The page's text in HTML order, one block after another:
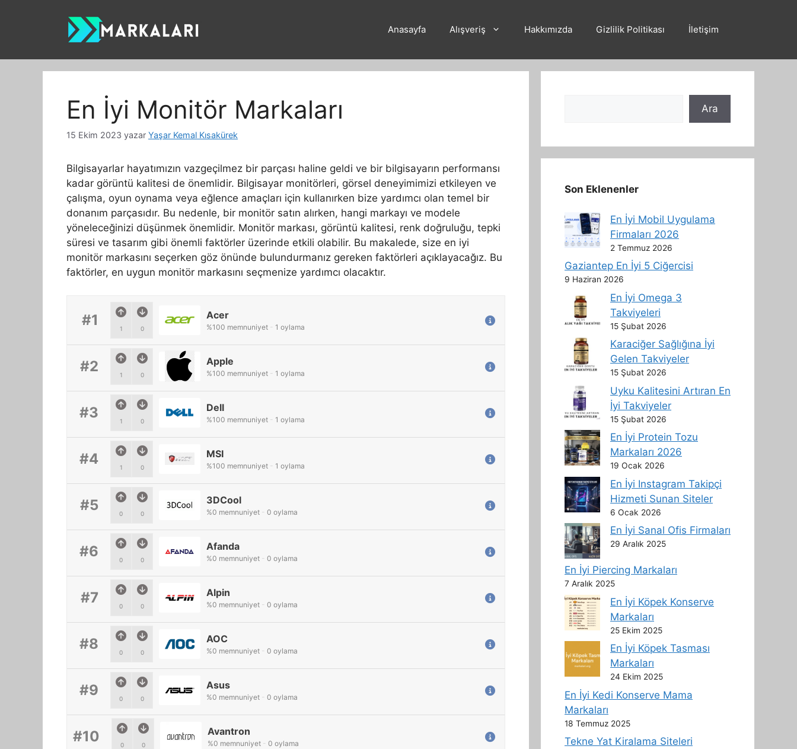
Anasayfa Alışveriş Hakkımızda Gizlilik Politikası İletişim
En İyi Monitör Markaları
15 Ekim 2023 yazar Yaşar Kemal Kısakürek
Bilgisayarlar hayatımızın vazgeçilmez bir parçası haline geldi ve bir bilgisayarın performansı
kadar görüntü kalitesi de önemlidir. Bilgisayar monitörleri, görsel deneyimimizi etkileyen ve
çalışma, oyun oynama veya eğlence amaçları için kullanırken bize yardımcı olan temel bir
donanım parçasıdır. Bu nedenle, bir monitör satın alırken, hangi markayı ve modele
yöneleceğinizi düşünmek önemlidir. Monitör markası, görüntü kalitesi, renk doğruluğu, tepki
süresi ve tasarım gibi önemli faktörler üzerinde etkili olabilir. Bu makalede, size en iyi
monitör markasını seçerken göz önünde bulundurmanız gereken faktörleri açıklayacağız. Bu
faktörler, en uygun monitör markasını seçmenize yardımcı olacaktır.
#1 1 0
Acer
%100 memnuniyet - 1 oylama
#2 1 0
Apple
%100 memnuniyet - 1 oylama
#3 1 0
Dell
%100 memnuniyet - 1 oylama
#4 1 0
MSI
%100 memnuniyet - 1 oylama
#5 0 0
3DCool
%0 memnuniyet - 0 oylama
#6 0 0
Afanda
%0 memnuniyet - 0 oylama
#7 0 0
Alpin
%0 memnuniyet - 0 oylama
#8 0 0
AOC
%0 memnuniyet - 0 oylama
#9 0 0
Asus
%0 memnuniyet - 0 oylama
#10 0 0
Avantron
%0 memnuniyet - 0 oylama
Ara
Son Eklenenler
En İyi Mobil Uygulama
Firmaları 2026
2 Temmuz 2026
Gaziantep En İyi 5 Ciğercisi
9 Haziran 2026
En İyi Omega 3
Takviyeleri
15 Şubat 2026
Karaciğer Sağlığına İyi
Gelen Takviyeler
15 Şubat 2026
Uyku Kalitesini Artıran En
İyi Takviyeler
15 Şubat 2026
En İyi Protein Tozu
Markaları 2026
19 Ocak 2026
En İyi Instagram Takipçi
Hizmeti Sunan Siteler
6 Ocak 2026
En İyi Sanal Ofis Firmaları
29 Aralık 2025
En İyi Piercing Markaları
7 Aralık 2025
En İyi Köpek Konserve
Markaları
25 Ekim 2025
En İyi Köpek Tasması
Markaları
24 Ekim 2025
En İyi Kedi Konserve Mama
Markaları
18 Temmuz 2025
Tekne Yat Kiralama Siteleri